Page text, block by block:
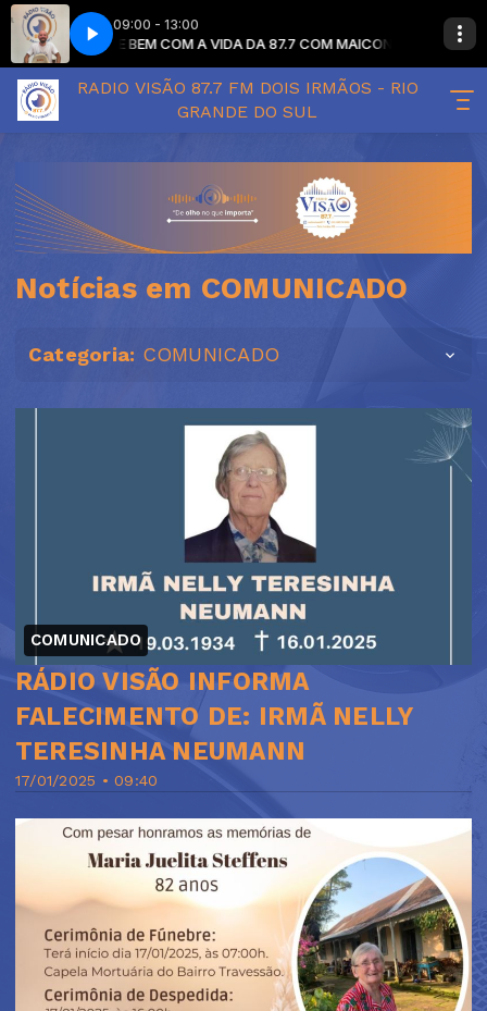
09:00 - 13:00
DE BEM COM A VIDA DA 87.7 COM MAICON ECKEL com MAICON
RADIO VISÃO 87.7 FM DOIS IRMÃOS - RIO
GRANDE DO SUL
Notícias em COMUNICADO
Categoria: COMUNICADO
COMUNICADO
17/01/2025 • 09:40
RÁDIO VISÃO INFORMA
FALECIMENTO DE: IRMÃ NELLY
TERESINHA NEUMANN